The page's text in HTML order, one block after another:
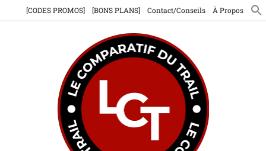
[CODES PROMOS] [BONS PLANS] Contact/Conseils À Propos